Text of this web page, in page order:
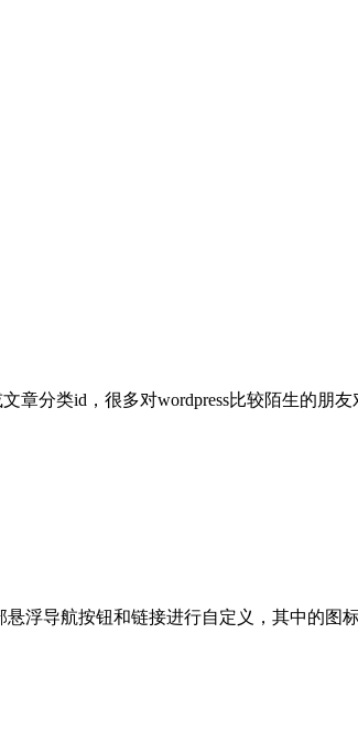
章分类id，很多对wordpress比较陌生的朋
浮导航按钮和链接进行自定义，其中的图